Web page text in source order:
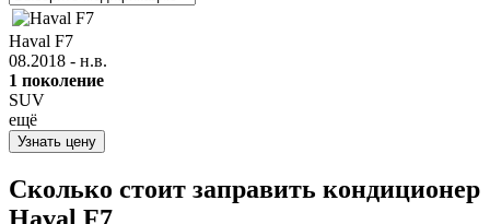
Haval F7
08.2018 - н.в.
1 поколение
SUV
ещё
Узнать цену
Сколько стоит заправить кондиционер
Haval F7